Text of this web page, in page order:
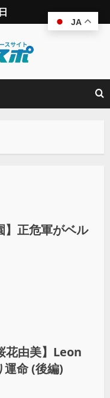
】正危軍がベル
花由美】Leon
運命 (後編)
JA